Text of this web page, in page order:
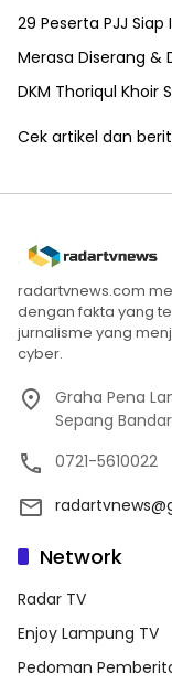
29 Peserta PJJ Siap
Merasa Diserang &
DKM Thoriqul Khoir
Cek artikel dan
radartvnews.com
dengan fakta yang
jurnalisme yang
cyber.
Graha Pena
Sepang
0721-5610022
Network
Radar TV
Enjoy Lampung TV
Pedoman